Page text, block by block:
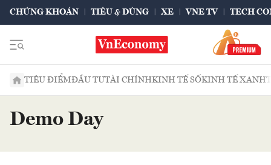
CHỨNG KHOÁN TIÊU & DÙNG XE VNE TV TECH
TIÊU ĐIỂMĐẦU TƯTÀI CHÍNHKINH TẾ SỐKINH TẾ XANH
Demo Day